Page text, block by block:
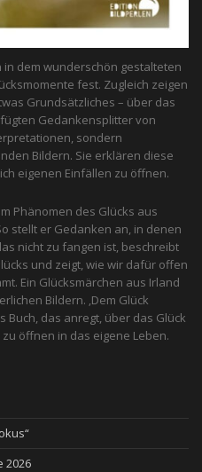
dem wunderschön gestalteten
fest. Zugleich zeigen
Grundsätzliches – über das
Gedankensplitter von
sondern
Bildern. Sie erklären diese
eigenen Einfällen zu öffnen.
Phänomen des Glücks aus
stellt er Gedanken an, in denen
nicht zu fangen ist, beschreibt
und zeigt, wie wir dafür offen
Ein Glücksmärchen aus Irland
Bildern. ‚Dem Glück
Buch, das anregt, über das Glück
öffnen in das eigene Leben.
2026